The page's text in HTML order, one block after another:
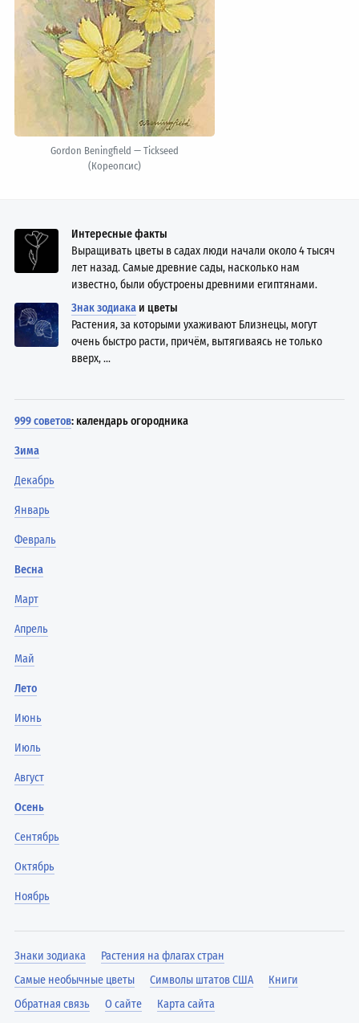
Gordon Beningfield — Tickseed
(Кореопсис)
Интересные факты
Выращивать цветы в садах люди начали около 4 тысяч
лет назад. Самые древние сады, насколько нам
известно, были обустроены древними египтянами.
Знак зодиака и цветы
Растения, за которыми ухаживают Близнецы, могут
очень быстро расти, причём, вытягиваясь не только
вверх, ...
999 советов: календарь огородника
Зима
Декабрь
Январь
Февраль
Весна
Март
Апрель
Май
Лето
Июнь
Июль
Август
Осень
Сентябрь
Октябрь
Ноябрь
Знаки зодиака
Растения на флагах стран
Самые необычные цветы
Символы штатов США
Книги
Обратная связь
О сайте Карта сайта